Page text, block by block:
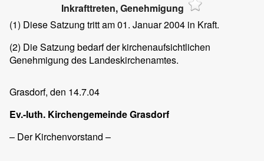
Inkrafttreten, Genehmigung
(1) Diese Satzung tritt am 01. Januar 2004 in Kraft.
(2) Die Satzung bedarf der kirchenaufsichtlichen
Genehmigung des Landeskirchenamtes.
Grasdorf, den 14.7.04
Ev.-luth. Kirchengemeinde Grasdorf
– Der Kirchenvorstand –